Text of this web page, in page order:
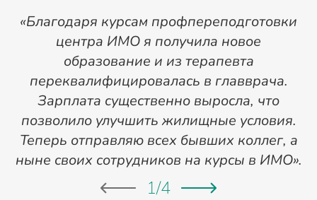
«Благодаря курсам профпереподготовки
центра ИМО я получила новое
образование и из терапевта
переквалифицировалась в главврача.
Зарплата существенно выросла, что
позволило улучшить жилищные условия.
Теперь отправляю всех бывших коллег, а
ныне своих сотрудников на курсы в ИМО».
1/4